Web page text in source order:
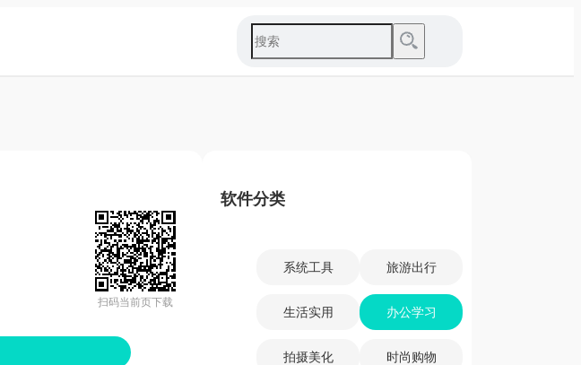
扫码当前页下载
软件分类
系统工具 旅游出行
生活实用 办公学习
拍摄美化 时尚购物